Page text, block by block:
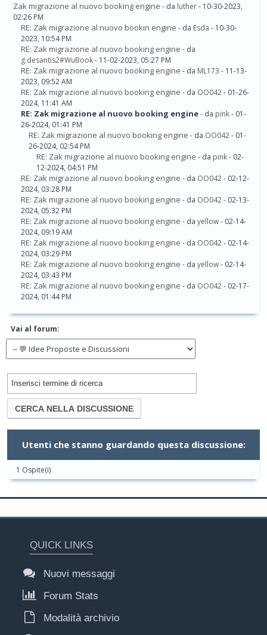
Zak migrazione al nuovo booking engine - da luther- 10-30-2023,
02:26 PM
RE: Zak migrazione al nuovo bookin engine - da Esda - 10-30-
2023, 10:54 PM
RE: Zak migrazione al nuovo booking engine - da
g.desantis2#WuBook- 11-02-2023, 05:27 PM
RE: Zak migrazione al nuovo booking engine - da ML173 - 11-13-
2023, 09:52 AM
RE: Zak migrazione al nuovo booking engine - da OO042- 01-26-
2024, 11:41 AM
RE: Zak migrazione al nuovo booking engine- da pink- 01-
26-2024, 01:41 PM
RE: Zak migrazione al nuovo booking engine - da OO042- 01-
26-2024, 02:54 PM
RE: Zak migrazione al nuovo booking engine - da pink- 02-
12-2024, 04:51 PM
RE: Zak migrazione al nuovo booking engine - da OO042- 02-12-
2024, 03:28 PM
RE: Zak migrazione al nuovo booking engine - da OO042- 02-13-
2024, 05:32 PM
RE: Zak migrazione al nuovo booking engine - da yellow- 02-14-
2024, 09:19 AM
RE: Zak migrazione al nuovo booking engine - da OO042- 02-14-
2024, 03:29 PM
RE: Zak migrazione al nuovo booking engine - da yellow- 02-14-
2024, 03:43 PM
RE: Zak migrazione al nuovo booking engine - da OO042- 02-17-
2024, 01:44 PM
Vai al forum:
Utenti che stanno guardando questa discussione:
1 Ospite(i)
QUICK LINKS
Nuovi messaggi
Forum Stats
Modalità archivio